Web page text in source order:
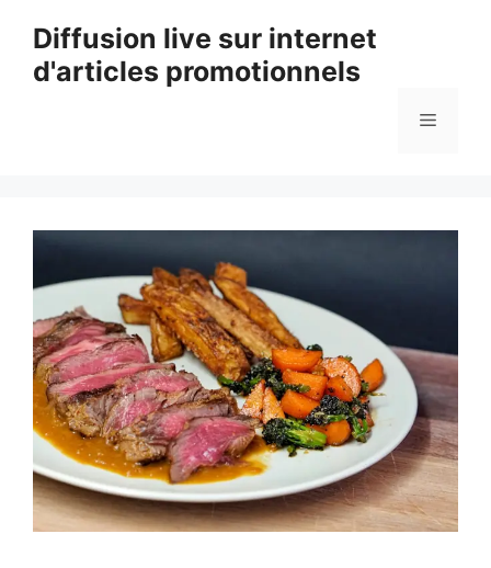
contenu
Diffusion live sur internet
d'articles promotionnels
Menu